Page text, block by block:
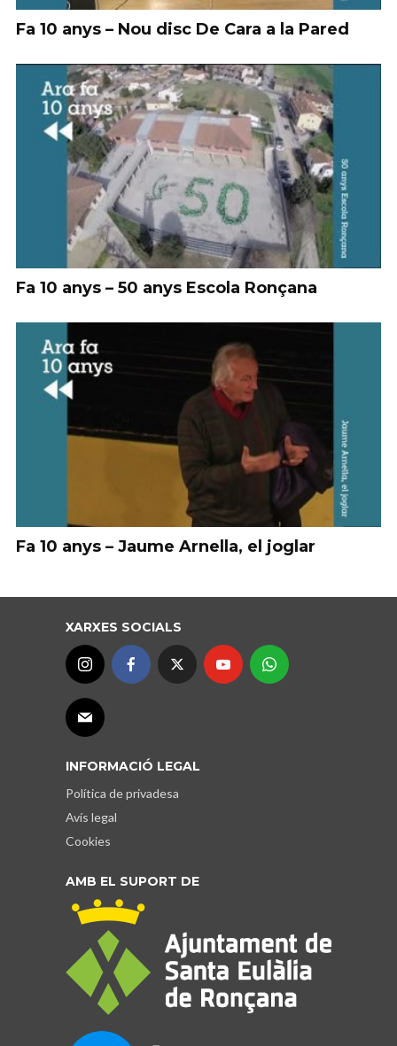
Fa 10 anys – Nou disc De Cara a la Pared
Fa 10 anys – 50 anys Escola Ronçana
Fa 10 anys – Jaume Arnella, el joglar
XARXES SOCIALS
INFORMACIÓ LEGAL
Política de privadesa
Avís legal
Cookies
AMB EL SUPORT DE